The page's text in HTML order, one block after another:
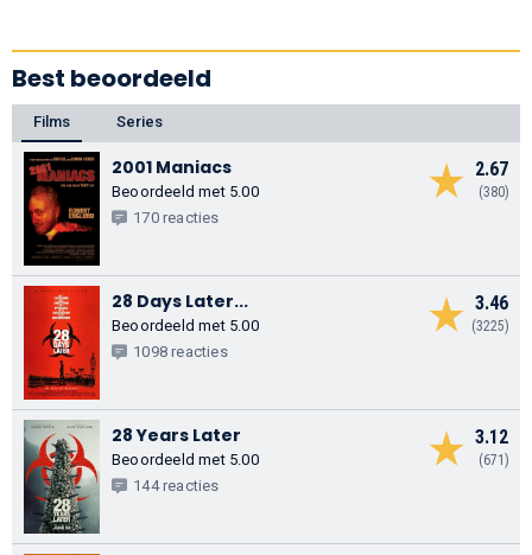
Best beoordeeld
Films Series
2.67
(380)
2001 Maniacs
Beoordeeld met 5.00
170 reacties
3.46
(3225)
28 Days Later...
Beoordeeld met 5.00
1098 reacties
3.12
(671)
28 Years Later
Beoordeeld met 5.00
144 reacties